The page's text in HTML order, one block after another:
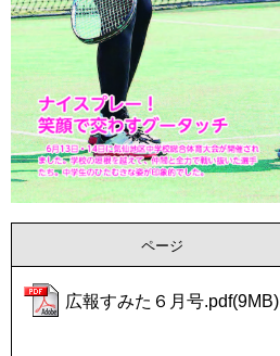
ページ
広報すみた６月号.pdf(9MB)